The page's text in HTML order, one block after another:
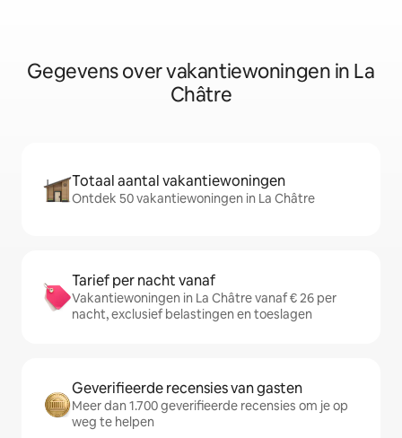
Gegevens over vakantiewoningen in La
Châtre
Totaal aantal vakantiewoningen
Ontdek 50 vakantiewoningen in La Châtre
Tarief per nacht vanaf
Vakantiewoningen in La Châtre vanaf € 26 per
nacht, exclusief belastingen en toeslagen
Geverifieerde recensies van gasten
Meer dan 1.700 geverifieerde recensies om je op
weg te helpen